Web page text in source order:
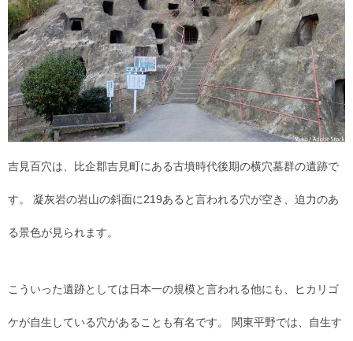
吉見百穴は、比企郡吉見町にある古墳時代後期の横穴墓群の遺跡で
す。 凝灰岩の岩山の斜面に219あると言われる穴が空き、迫力のあ
る景色が見られます。
こういった遺跡としては日本一の規模と言われる他にも、ヒカリゴ
ケが自生している穴があることも有名です。 関東平野では、自生す